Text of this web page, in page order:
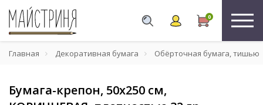
0
Главная Декоративная бумага Обёрточная бумага, тишью
Бумага-крепон, 50х250 см,